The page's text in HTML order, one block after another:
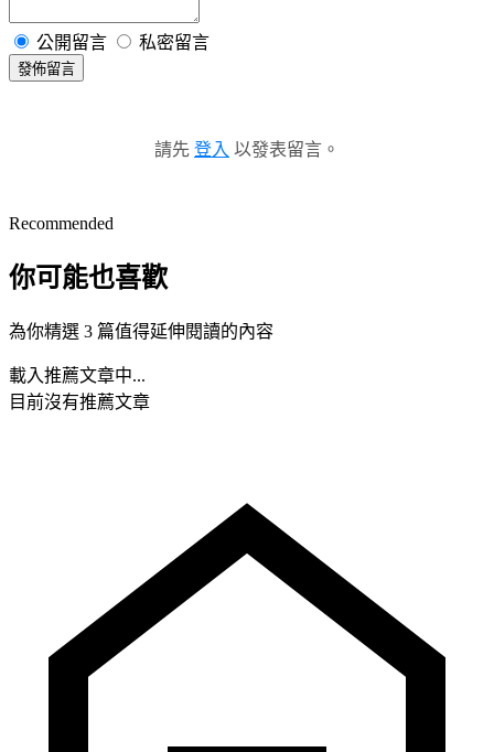
公開留言 私密留言
發佈留言
請先 登入 以發表留言。
Recommended
你可能也喜歡
為你精選 3 篇值得延伸閱讀的內容
載入推薦文章中...
目前沒有推薦文章